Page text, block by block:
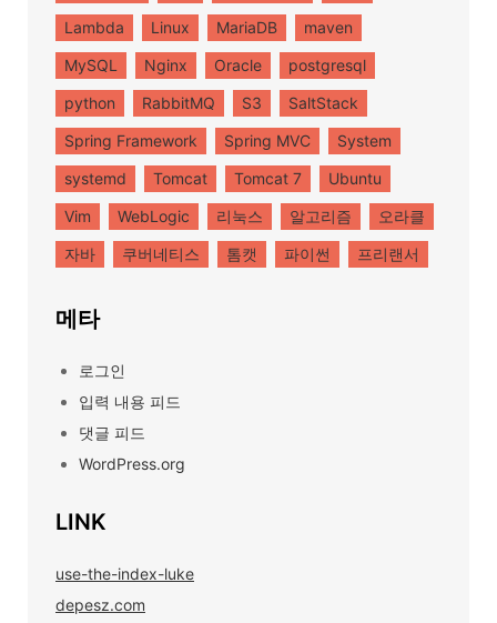
Lambda
Linux MariaDB
maven
MySQL
Nginx Oracle
postgresql
python
RabbitMQ S3
SaltStack
Spring Framework
Spring MVC
System
systemd
Tomcat Tomcat 7
Ubuntu
Vim
WebLogic 리눅스 알고리즘
오라클
자바
쿠버네티스 톰캣 파이썬 프리랜서
메타
로그인
입력 내용 피드
댓글 피드
WordPress.org
LINK
use-the-index-luke
depesz.com